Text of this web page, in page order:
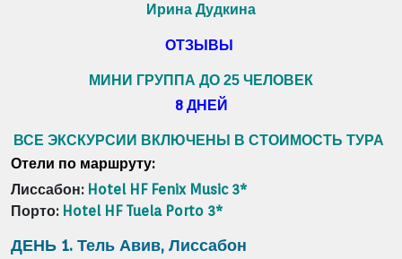
Ирина Дудкина
ОТЗЫВЫ
МИНИ ГРУППА ДО 25 ЧЕЛОВЕК
8 ДНЕЙ
ВСЕ ЭКСКУРСИИ ВКЛЮЧЕНЫ В СТОИМОСТЬ ТУРА
Отели по маршруту:
Лиссабон: Hotel HF Fenix Music 3*
Порто: Hotel HF Tuela Porto 3*
ДЕНЬ 1. Тель Авив, Лиссабон